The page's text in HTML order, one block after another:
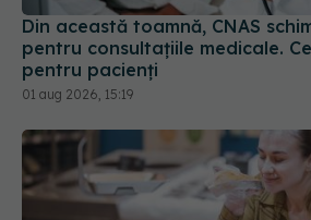
Din această toamnă, CNAS
pentru consultațiile medicale.
pentru pacienți
01 aug 2026, 15:19